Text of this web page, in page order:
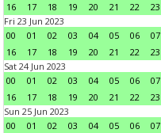
16
17 18 19 20 21 22
23
Fri 23 Jun 2023
00
01 02 03 04 05 06 07
16
17 18 19 20 21 22
23
Sat 24 Jun 2023
00
01 02 03 04 05 06 07
16
17 18 19 20 21 22
23
Sun 25 Jun 2023
00
01 02 03 04 05 06 07